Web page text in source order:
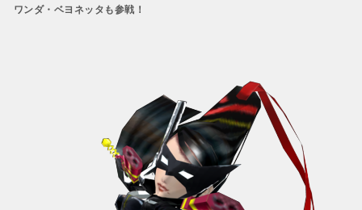
ワンダ・ベヨネッタも参戦！